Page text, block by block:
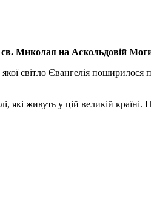
св. Миколая на Аскольдовій
світло Євангелія
живуть у цій великій країні.